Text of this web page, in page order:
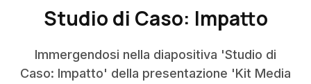
Studio di Caso: Impatto
Immergendosi nella diapositiva 'Studio di
Caso: Impatto' della presentazione 'Kit Media